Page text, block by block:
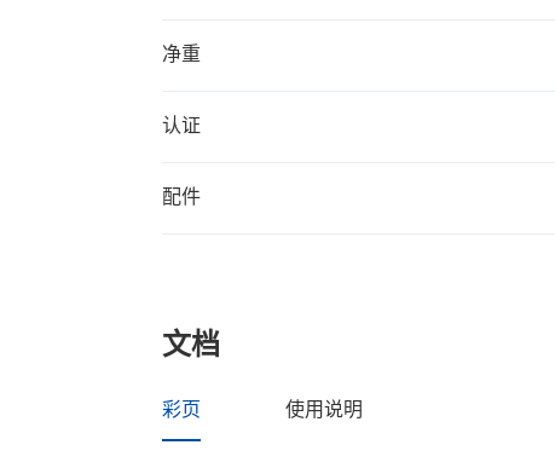
净重
认证
配件
文档
彩页 使用说明